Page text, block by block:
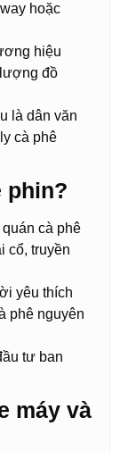
hoặc
hiệu
đồ
là dân văn
cà phê
phin?
cà phê
cổ, truyền
yêu thích
phê nguyên
tư ban
máy và